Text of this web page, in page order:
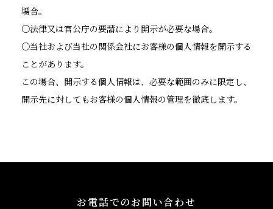
場合。
○法律又は官公庁の要請により開示が必要な場合。
○当社および当社の関係会社にお客様の個人情報を開示する
ことがあります。
この場合、開示する個人情報は、必要な範囲のみに限定し、
開示先に対してもお客様の個人情報の管理を徹底します。
お電話でのお問い合わせ